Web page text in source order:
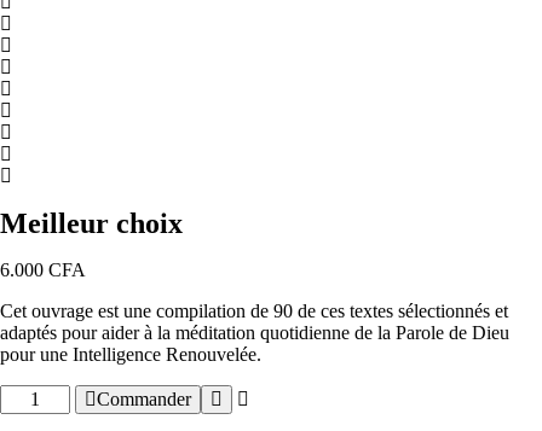
Meilleur choix
6.000 CFA
Cet ouvrage est une compilation de 90 de ces textes sélectionnés et
adaptés pour aider à la méditation quotidienne de la Parole de Dieu
pour une Intelligence Renouvelée.
Commander